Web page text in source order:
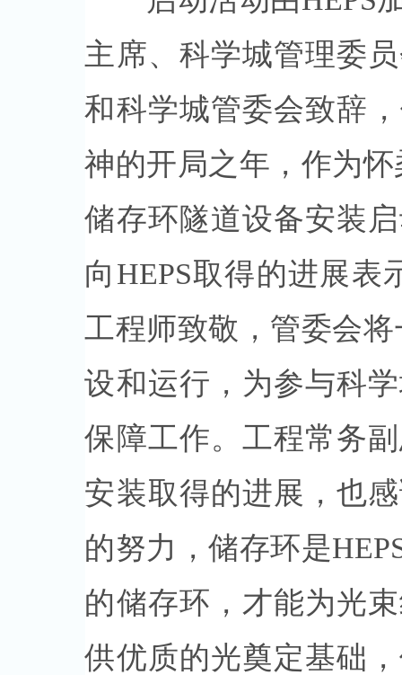
主席、科学城管理委
和科学城管委会致辞
神的开局之年，作为
储存环隧道设备安装
向HEPS取得的进展表
工程师致敬，管委会
设和运行，为参与科
保障工作。工程常务
安装取得的进展，也
的努力，储存环是
的储存环，才能为光
供优质的光奠定基础